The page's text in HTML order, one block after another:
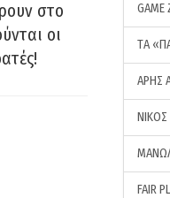
στο
οι
GAME
ΤA
ΑΡΗΣ
FAIR